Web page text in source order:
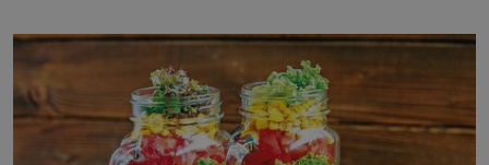
už tisíce let. Většina lidí vnímá rákos jen jako
obyčejnou kulisu letního koupání. Stačí se však
podívat